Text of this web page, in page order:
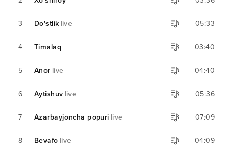
3 Do'stlik live 05:33
4 Timalaq 03:40
5 Anor live 04:40
6 Aytishuv live 05:36
7 Azarbayjoncha popuri live 07:09
8 Bevafo live 04:09